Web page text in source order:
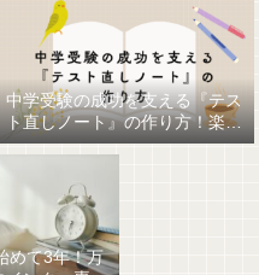
中学受験の成功を支える『テス
ト直しノート』の作り方！楽に
作るための最強おすすめ文房具
めて3年！万